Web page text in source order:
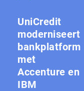
UniCredit
moderniseert
bankplatform
met
Accenture en
IBM